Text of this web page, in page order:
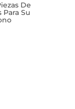
De
Para Su